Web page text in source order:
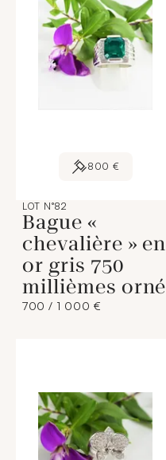
800 €
LOT N°82
Bague «
chevalière » en
or gris 750
millièmes orné
700 / 1 000 €